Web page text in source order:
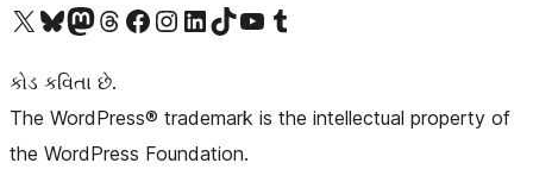
અમારા X (અગાઉ ટ્વિટર) એકાઉન્ટની મુલાકાત લોઅમારા Bluesky એકાઉન્ટની મુલાકાત લોઅમારા માસ્ટોડોન એકાઉન્ટની મુલાકાત લોઅમારા Threads એકાઉન્ટની મુલાકાત લો અમારા ફેસબુક પેજની મુલાકાત લોઅમારા ઇન્સ્ટાગ્રામ એકાઉન્ટની મુલાકાત લો અમારા LinkedIn એકાઉન્ટની મુલાકાત લોઅમારા TikTok એકાઉન્ટની મુલાકાત લોઅમારી YouTube ચેનલની મુલાકાત લો અમારા Tumblr એકાઉન્ટની મુલાકાત લો
કોડ કવિતા છે.
The WordPress® trademark is the intellectual property of
the WordPress Foundation.